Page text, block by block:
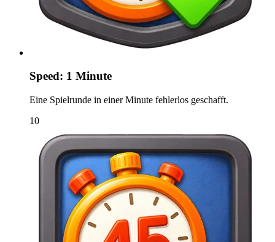
Speed: 1 Minute
Eine Spielrunde in einer Minute fehlerlos geschafft.
10